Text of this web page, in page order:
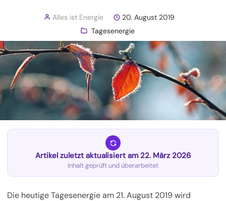
Alles ist Energie
20. August 2019
Tagesenergie
Artikel zuletzt aktualisiert am 22. März 2026
Inhalt geprüft und überarbeitet
Die heutige Tagesenergie am 21. August 2019 wird